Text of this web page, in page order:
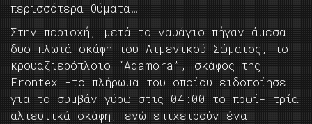
περισσότερα θύματα…
Στην περιοχή, μετά το ναυάγιο πήγαν άμεσα
δυο πλωτά σκάφη του Λιμενικού Σώματος, το
κρουαζιερόπλοιο “Αdamora”, σκάφος της
Frontex -το πλήρωμα του οποίου ειδοποίησε
για το συμβάν γύρω στις 04:00 το πρωί- τρία
αλιευτικά σκάφη, ενώ επιχειρούν ένα